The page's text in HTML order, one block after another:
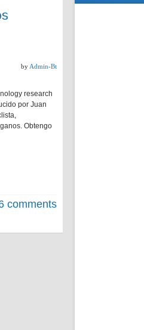
by Admin-Bt
research
por Juan
Obtengo
comments